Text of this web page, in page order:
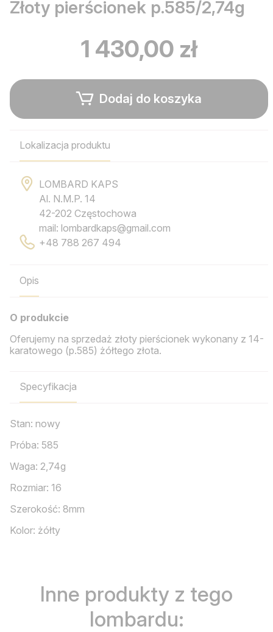
Złoty pierścionek p.585/2,74g
1 430,00 zł
Dodaj do koszyka
Lokalizacja produktu
LOMBARD KAPS
Al. N.M.P. 14
42-202 Częstochowa
mail: lombardkaps@gmail.com
+48 788 267 494
Opis
O produkcie
Oferujemy na sprzedaż złoty pierścionek wykonany z 14-
karatowego (p.585) żółtego złota.
Specyfikacja
Stan: nowy
Próba: 585
Waga: 2,74g
Rozmiar: 16
Szerokość: 8mm
Kolor: żółty
Inne produkty z tego
lombardu: